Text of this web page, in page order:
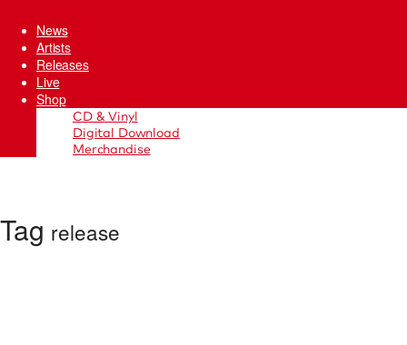
News
Artists
Releases
Live
Shop
CD & Vinyl
Digital Download
Merchandise
Tag release